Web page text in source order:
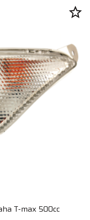
T-max 500cc
star_border